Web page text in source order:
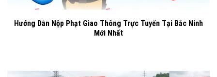
Hướng Dẫn Nộp Phạt Giao Thông Trực Tuyến Tại Bắc Ninh
Mới Nhất